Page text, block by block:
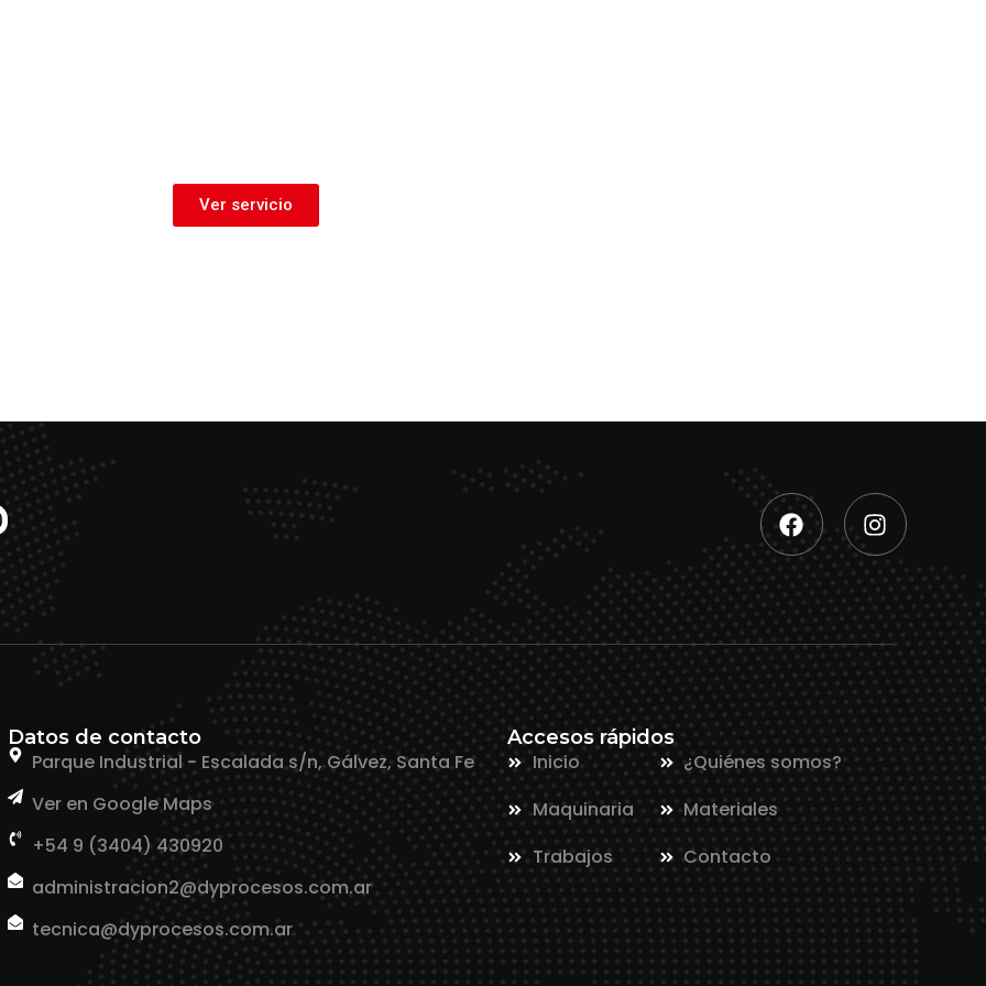
Ver servicio
Datos de contacto
Parque Industrial - Escalada s/n, Gálvez, Santa Fe
Ver en Google Maps
+54 9 (3404) 430920
administracion2@dyprocesos.com.ar
tecnica@dyprocesos.com.ar
Accesos rápidos
Inicio
¿Quiénes somos?
Maquinaria
Materiales
Trabajos
Contacto